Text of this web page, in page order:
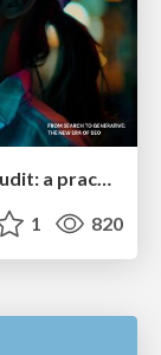
How to build an LLM SEO readiness audit: a practical framework
1 820